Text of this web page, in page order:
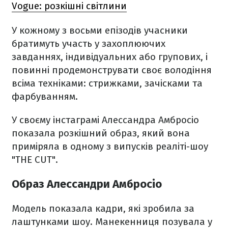
Vogue: розкішні світлини
У кожному з восьми епізодів учасники
братимуть участь у захоплюючих
завданнях, індивідуальних або групових, і
повинні продемонструвати своє володіння
всіма техніками: стрижками, зачісками та
фарбуванням.
У своєму інстаграмі Алессандра Амбросіо
показала розкішний образ, який вона
приміряла в одному з випусків реаліті-шоу
"THE CUT".
Образ Алессандри Амбросіо
Модель показала кадри, які зробила за
лаштунками шоу. Манекенниця позувала у